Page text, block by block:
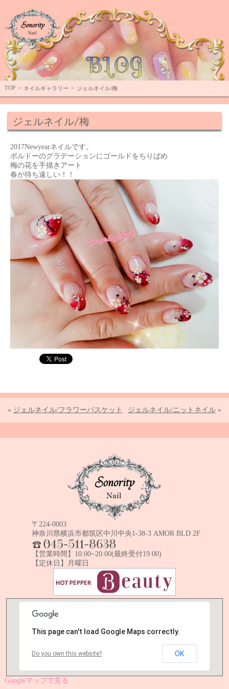
TOP > ネイルギャラリー > ジェルネイル/梅
ジェルネイル/梅
2017Newyearネイルです。
ボルドーのグラデーションにゴールドをちりばめ
梅の花を手描きアート
春が待ち遠しい！！
« ジェルネイル/フラワーバスケット ジェルネイル/ニットネイル »
〒224-0003
神奈川県横浜市都筑区中川中央1-38-3 AMOR BLD 2F
【営業時間】10:00~20:00(最終受付19:00)
【定休日】月曜日
This page can't load Google Maps correctly.
Do you own this website? OK
Googleマップで見る